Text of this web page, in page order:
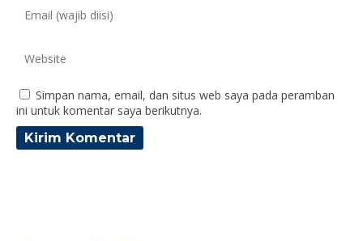
Simpan nama, email, dan situs web saya pada peramban
ini untuk komentar saya berikutnya.